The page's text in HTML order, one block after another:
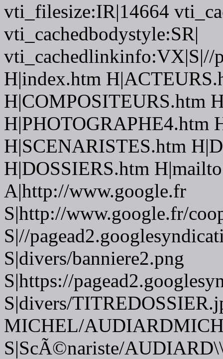
vti_filesize:IR|14664
vti_cachedbodystyle:SR|
vti_cachedlinkinfo:VX|S|//
H|index.htm
H|COMPOSITEURS.htm
H|PHOTOGRAPHE4.htm
H|SCENARISTES.htm
H|DOSSIERS.htm
A|http://www.google.fr
S|http://www.google.fr/
S|//
S|divers/banniere2.png
S|https://
S|divers/
MICHEL/
S|ScÃ©nariste/